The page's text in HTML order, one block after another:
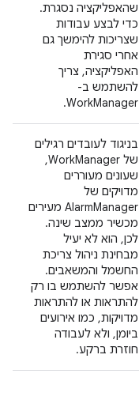
שהאפליקציה נסגרת.
כדי לבצע עבודות
שצריכות להימשך גם
אחרי סגירת
האפליקציה, צריך
להשתמש ב-
WorkManager.
בניגוד לעובדים רגילים
של WorkManager,
שעונים מעוררים
מדויקים של
AlarmManager מעירים
מכשיר ממצב שינה.
לכן, הוא לא יעיל
מבחינת ניהול צריכת
החשמל והמשאבים.
אפשר להשתמש בו רק
להתראות או להתראות
מדויקות, כמו אירועים
ביומן, ולא לעבודה
חוזרת ברקע.